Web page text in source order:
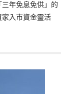
年免息免供」的
入市資金靈活